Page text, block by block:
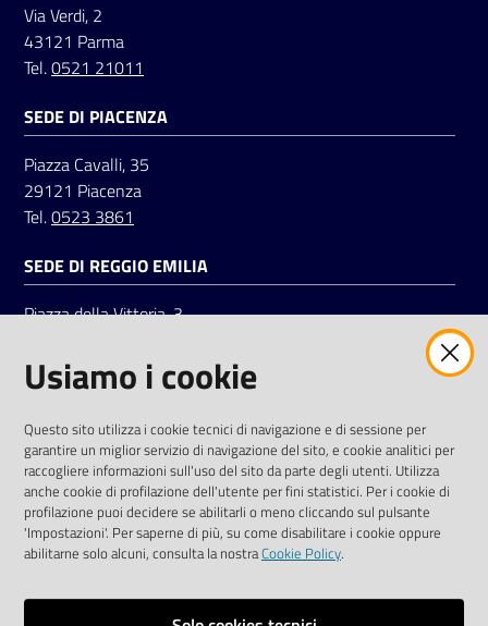
Via Verdi, 2
43121 Parma
Tel.0521 21011
SEDE DI PIACENZA
Piazza Cavalli, 35
29121 Piacenza
Tel.0523 3861
SEDE DI REGGIO EMILIA
Piazza della Vittoria, 3
Tel.0522 7961
LinkedinFacebookInstagram
Usiamo i cookie
Questo sito utilizza i cookie tecnici di navigazione e di sessione per
garantire un miglior servizio di navigazione del sito, e cookie analitici per
raccogliere informazioni sull'uso del sito da parte degli utenti. Utilizza
anche cookie di profilazione dell'utente per fini statistici. Per i cookie di
profilazione puoi decidere se abilitarli o meno cliccando sul pulsante
'Impostazioni'. Per saperne di più, su come disabilitare i cookie oppure
abilitarne solo alcuni, consulta la nostraCookie Policy.